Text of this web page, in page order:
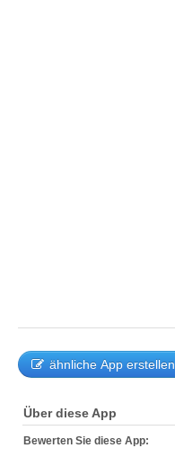
ähnliche App erstellen
Über diese App
Bewerten Sie diese App: